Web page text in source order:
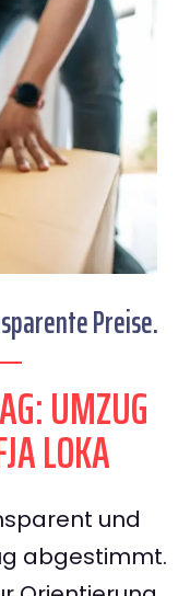
Preise.
UMZUG
LOKA
und
abgestimmt.